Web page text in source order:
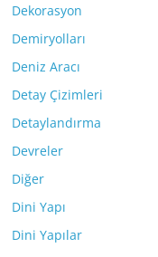
Dekorasyon
Demiryolları
Deniz Aracı
Detay Çizimleri
Detaylandırma
Devreler
Diğer
Dini Yapı
Dini Yapılar